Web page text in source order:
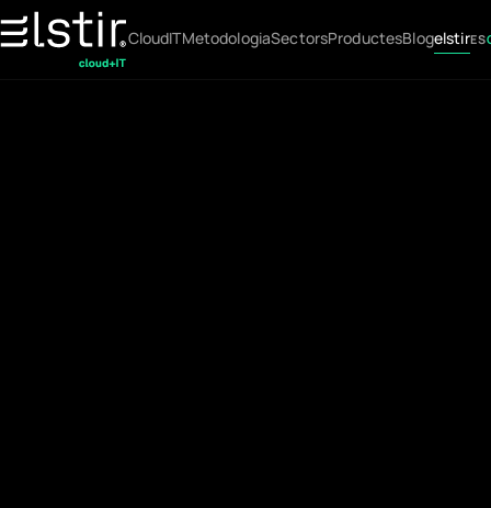
CloudITMetodologiaSectorsProductesBlogelstirES